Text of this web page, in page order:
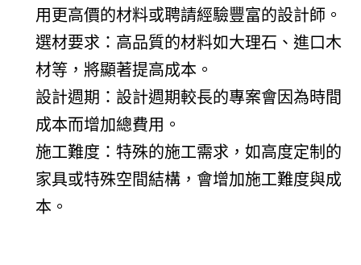
用更高價的材料或聘請經驗豐富的設計師。
選材要求：高品質的材料如大理石、進口木
材等，將顯著提高成本。
設計週期：設計週期較長的專案會因為時間
成本而增加總費用。
施工難度：特殊的施工需求，如高度定制的
家具或特殊空間結構，會增加施工難度與成
本。